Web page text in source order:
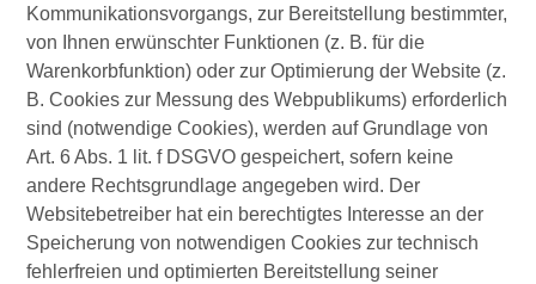
Kommunikationsvorgangs, zur Bereitstellung bestimmter,
von Ihnen erwünschter Funktionen (z. B. für die
Warenkorbfunktion) oder zur Optimierung der Website (z.
B. Cookies zur Messung des Webpublikums) erforderlich
sind (notwendige Cookies), werden auf Grundlage von
Art. 6 Abs. 1 lit. f DSGVO gespeichert, sofern keine
andere Rechtsgrundlage angegeben wird. Der
Websitebetreiber hat ein berechtigtes Interesse an der
Speicherung von notwendigen Cookies zur technisch
fehlerfreien und optimierten Bereitstellung seiner